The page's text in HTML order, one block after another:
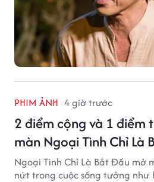
PHIM ẢNH 4 giờ trước
2 điểm cộng và 1
màn Ngoại Tình Chỉ Là
Ngoại Tình Chỉ Là Bắt Đầu mở
nứt trong cuộc sống tưởng như